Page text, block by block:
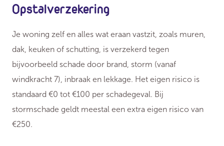
Opstalverzekering
Je woning zelf en alles wat eraan vastzit, zoals muren,
dak, keuken of schutting, is verzekerd tegen
bijvoorbeeld schade door brand, storm (vanaf
windkracht 7), inbraak en lekkage. Het eigen risico is
standaard €0 tot €100 per schadegeval. Bij
stormschade geldt meestal een extra eigen risico van
€250.